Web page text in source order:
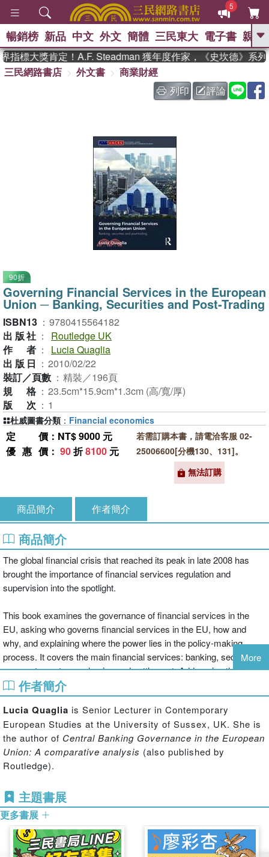
5
GO
熱搜： 東野圭吾
、 如果歷史是一群喵 、 暑期
國際布克獎 臺灣漫遊錄 、 方
暢銷榜 新品 中文 外文 簡體 三民東大 電子書 親子
標大獎肯定！A.F. Steadman 獲年度作家，《史坎德》系列
三民網路書店
外文書
商業財經
列印
評論
90折
Governing Financial Services in the European
Union ─ Banking, Securities and Post-Trading
ISBN13 ： 9780415564182
出版社 ：
Routledge UK
作者 ：
Lucia Quaglia
出版日 ： 2010/02/22
裝訂／頁數 ： 精裝／196頁
規格 ： 23.5cm*15.9cm*1.3cm (高/寬/厚)
版次 ： 1
定價 ：NT$ 9000 元
優惠價 ： 90折8100 元
若需訂購本書，請電洽客服 02-
25006600[分機130、131]。
無法訂購
杜威圖書分類 ： Financial economics
商品簡介 作者簡介
商品簡介
The global financial crisis that reached its peak in late 2008 has
brought the importance of financial services regulation and
supervision into the spotlight.
This book examines the governance of financial services in the
EU, asking who governs financial services in the EU, how and
why, and explaining where the power lies in the policy-making
process. It covers the main financial services: banking, securities,
payments systems, clearing and settlement. Addressing the
politics and public policy aspects of financial market integration,
regulation and supervision in the European Union, this book
conducts a theoretically-informed and empirically-grounded
analysis of financial services governance from the establishment of
Economic and Monetary Union (1999) and the launch of the
Financial Services Action Plan (1999), to date. It also assesses the
EU responses to the global financial crisis.
Providing a reliable and unique insight into the politics of financial
services regulation in the EU based on an extensive programme of
interviews with policy makers and stakeholders across Europe, the
book will be of great topical interest to students and scholars of
European Union studies, political science and political economy.
More
作者簡介
Lucia Quaglia is Senior Lecturer in Contemporary
European Studies at the University of Sussex, UK. She is
the author of Central Banking Governance in the European
Union: A comparative analysis (also published by
Routledge).
主題書展
更多書展